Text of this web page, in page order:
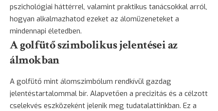
pszichológiai háttérrel, valamint praktikus tanácsokkal arról,
hogyan alkalmazhatod ezeket az álomüzeneteket a
mindennapi életedben.
A golfütő szimbolikus jelentései az
álmokban
A golfütő mint álomszimbólum rendkívül gazdag
jelentéstartalommal bír. Alapvetően a precizitás és a célzott
cselekvés eszközeként jelenik meg tudatalattinkban. Ez a